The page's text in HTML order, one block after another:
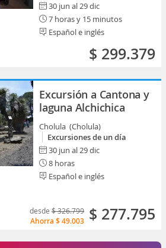
30 jun al 29 dic
7 horas y 15 minutos
Español e inglés
$ 299.379
Excursión a Cantona y
laguna Alchichica
Cholula (Cholula)
Excursiones de un día
30 jun al 29 dic
8 horas
Español e inglés
desde $ 326.799
Ahorra $ 49.003 $ 277.795